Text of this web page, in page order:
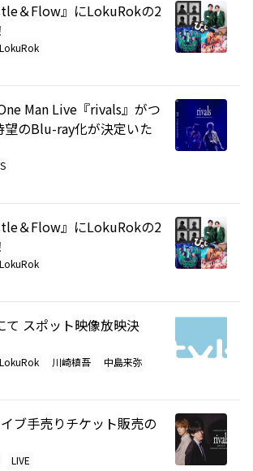
＆Flow』にLokuRokの2
LokuRok
Man Live『rivals』がつ
望のBlu-ray化が決定いた
＆Flow』にLokuRokの2
LokuRok
て スポット映像放映決
LokuRok 川崎槙吾
中島来弥
ブ手売りチケット販売の
LIVE